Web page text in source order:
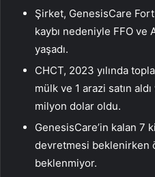
Şirket, GenesisCare
kaybı nedeniyle FFO ve
yaşadı.
CHCT, 2023 yılında
mülk ve 1 arazi satın
milyon dolar oldu.
GenesisCare’in kalan 7
devretmesi beklenirken
beklenmiyor.